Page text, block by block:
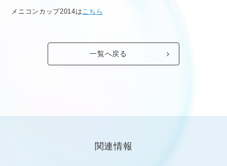
メニコンカップ2014はこちら
一覧へ戻る
関連情報